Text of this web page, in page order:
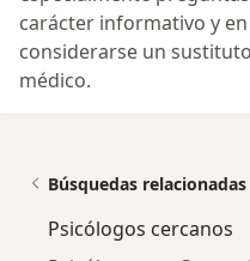
carácter informativo y
considerarse un
médico.
Búsquedas relacionadas
Psicólogos cercanos